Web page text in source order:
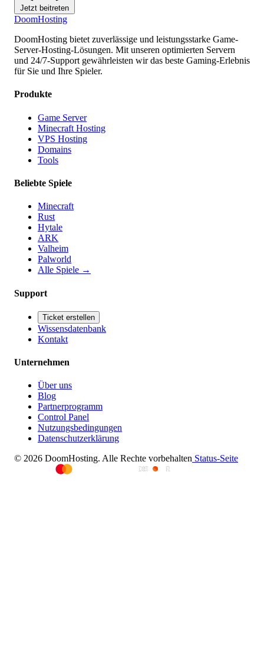
Jetzt beitreten
DoomHosting
DoomHosting bietet zuverlässige und leistungsstarke Game-
Server-Hosting-Lösungen. Mit unseren optimierten Servern
und 24/7-Support gewährleisten wir das beste Gaming-Erlebnis
für Sie und Ihre Spieler.
Produkte
Game Server
Minecraft Hosting
VPS Hosting
Domains
Tools
Beliebte Spiele
Minecraft
Rust
Hytale
ARK
Valheim
Palworld
Alle Spiele →
Support
Ticket erstellen
Wissensdatenbank
Kontakt
Unternehmen
Über uns
Blog
Partnerprogramm
Control Panel
Nutzungsbedingungen
Datenschutzerklärung
© 2026 DoomHosting. Alle Rechte vorbehalten Status-Seite